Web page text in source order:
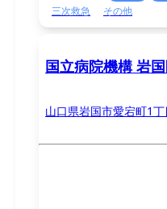
三次救急
その他
国立病院機構 岩
山口県岩国市愛宕町1